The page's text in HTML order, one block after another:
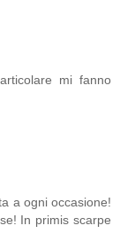
mi fanno
a ogni occasione!
In primis scarpe